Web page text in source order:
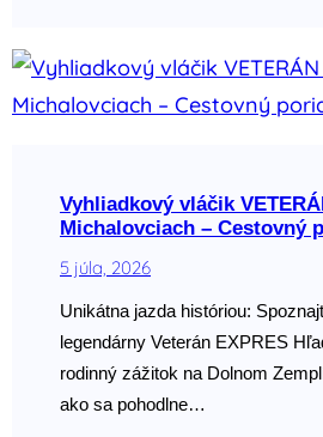
Vyhliadkový vláčik
Michalovciach – Cestovný
5 júla, 2026
Unikátna jazda históriou:
legendárny Veterán EXPRES
rodinný zážitok na Dolnom
ako sa pohodlne…